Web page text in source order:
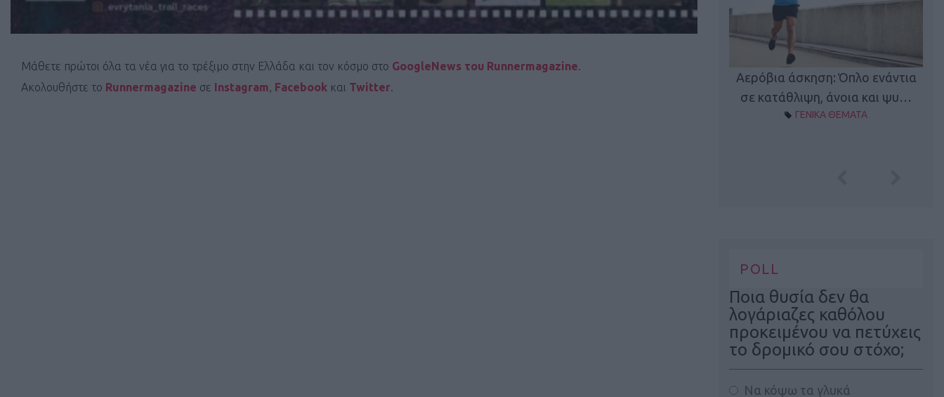
Μάθετε πρώτοι όλα τα νέα για το τρέξιμο στην Ελλάδα και τον κόσμο στο GoogleNews του Runnermagazine.
Ακολουθήστε το Runnermagazine σε Instagram, Facebook και Twitter.
στην κορυφή για το 2026!
Αερόβια άσκηση: Όπλο ενάντια
σε κατάθλιψη, άνοια και ψυ…
ΓΕΝΙΚΑ ΘΕΜΑΤΑ
POLL
Ποια θυσία δεν θα
λογάριαζες καθόλου
προκειμένου να πετύχεις
το δρομικό σου στόχο;
Να κόψω τα γλυκά